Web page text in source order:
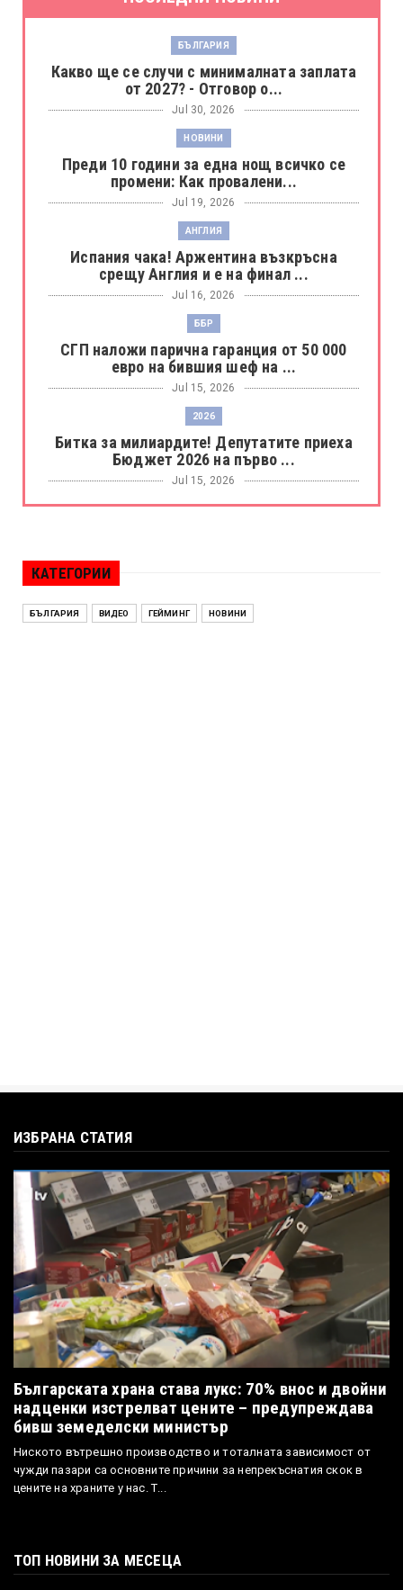
БЪЛГАРИЯ
Какво ще се случи с минималната заплата
от 2027? - Отговор о...
Jul 30, 2026
НОВИНИ
Преди 10 години за една нощ всичко се
промени: Как провалени...
Jul 19, 2026
АНГЛИЯ
Испания чака! Аржентина възкръсна
срещу Англия и е на финал ...
Jul 16, 2026
ББР
СГП наложи парична гаранция от 50 000
евро на бившия шеф на ...
Jul 15, 2026
2026
Битка за милиардите! Депутатите приеха
Бюджет 2026 на първо ...
Jul 15, 2026
БОРАЦ
Без милост! Испания пречупи Франция и е
КАТЕГОРИИ
БЪЛГАРИЯ ВИДЕО ГЕЙМИНГ НОВИНИ
ИЗБРАНА СТАТИЯ
Българската храна става лукс: 70% внос и двойни
надценки изстрелват цените – предупреждава
бивш земеделски министър
Ниското вътрешно производство и тоталната зависимост от
чужди пазари са основните причини за непрекъснатия скок в
цените на храните у нас. Т...
ТОП НОВИНИ ЗА МЕСЕЦА